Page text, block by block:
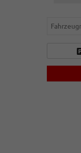
Fahrzeugnr.